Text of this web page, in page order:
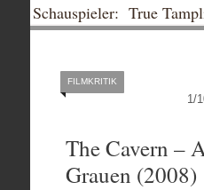
Schauspieler: True
1/
FILMKRITIK
The Cavern –
Grauen (2008)